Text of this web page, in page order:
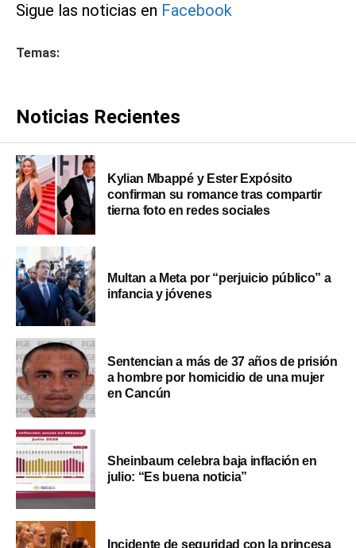
Sigue las noticias en Facebook
Temas:
Noticias Recientes
Kylian Mbappé y Ester Expósito
confirman su romance tras compartir
tierna foto en redes sociales
Multan a Meta por “perjuicio público” a
infancia y jóvenes
Sentencian a más de 37 años de prisión
a hombre por homicidio de una mujer
en Cancún
Sheinbaum celebra baja inflación en
julio: “Es buena noticia”
Incidente de seguridad con la princesa